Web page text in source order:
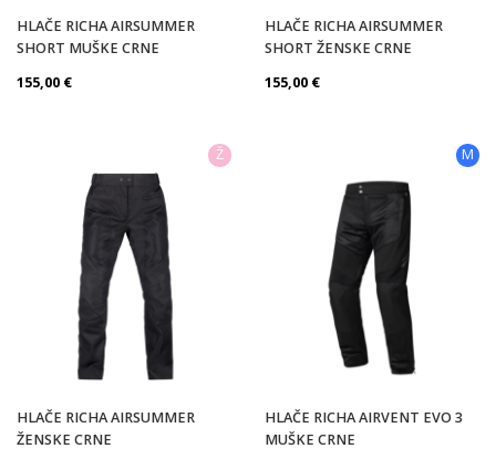
HLAČE RICHA AIRSUMMER
SHORT MUŠKE CRNE
155,00 €
HLAČE RICHA AIRSUMMER
SHORT ŽENSKE CRNE
155,00 €
Ž
HLAČE RICHA AIRSUMMER
ŽENSKE CRNE
M
HLAČE RICHA AIRVENT EVO 3
MUŠKE CRNE